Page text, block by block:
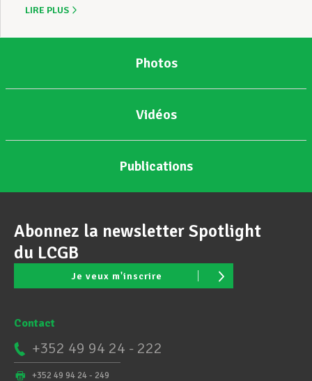
LIRE PLUS
Photos
Vidéos
Publications
Abonnez la newsletter Spotlight
du LCGB
Je veux m'inscrire
Contact
+352 49 94 24 - 222
+352 49 94 24 - 249